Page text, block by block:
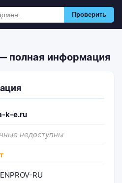
Проверить
полная информация
k-e.ru
недоступны
RU